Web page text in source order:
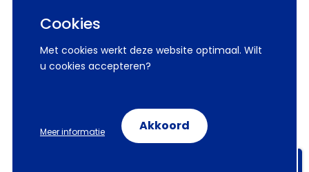
Cookies
Met cookies werkt deze website optimaal. Wilt
u cookies accepteren?
Meer informatie Akkoord
Data & tools
Inclusief werkgeven
Aanmelden nieuwsbrieven AWVN